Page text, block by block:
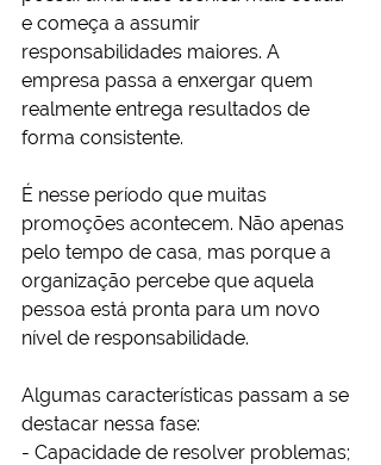
e começa a assumir
responsabilidades maiores. A
empresa passa a enxergar quem
realmente entrega resultados de
forma consistente.
É nesse período que muitas
promoções acontecem. Não apenas
pelo tempo de casa, mas porque a
organização percebe que aquela
pessoa está pronta para um novo
nível de responsabilidade.
Algumas características passam a se
destacar nessa fase:
- Capacidade de resolver problemas;